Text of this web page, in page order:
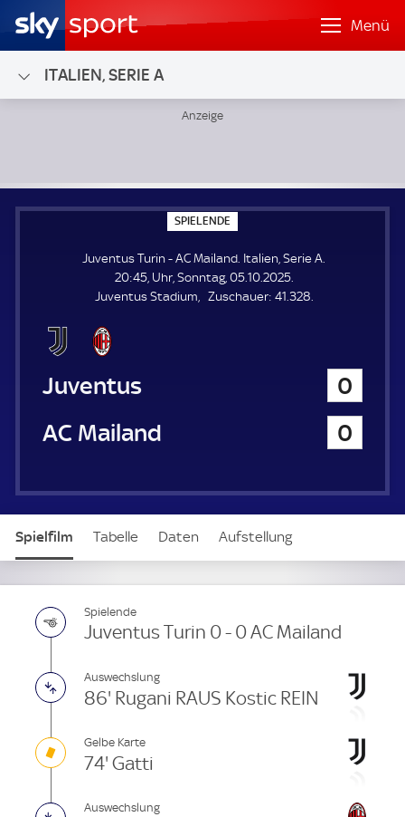
Menü
ITALIEN, SERIE A
SPIELENDE
P
E
L
E
N
Juventus Turin - AC Mailand. Italien, Serie A.
20:45, Uhr, Sonntag, 05.10.2025.
Juventus Stadium
Zuschauer: Z
41.328.
Juventus Turin
0
AC Mailand
0
Spielfilm Tabelle Daten Aufstellung
Live
Spielende
Juventus Turin 0 - 0 AC Mailand
Auswechslung
86' Rugani RAUS Kostic REIN
Gelbe Karte
74' Gatti
Auswechslung